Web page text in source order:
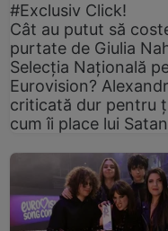
#Exclusiv Click!
Cât au putut să
purtate de Giulia
Selecția Națională
Eurovision?
criticată dur pentru
cum îi place lui